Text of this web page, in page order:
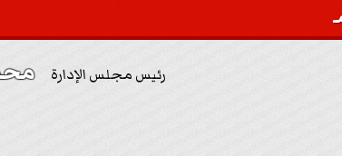
رئيس مجلس الإدارة